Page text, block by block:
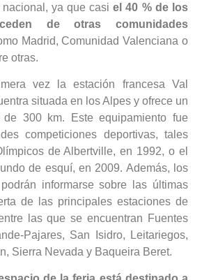
nacional, ya que casiel 40 % de los
de otras comunidades
Madrid, Comunidad Valenciana o
otras.
vez la estación francesa Val
situada en los Alpes y ofrece un
de 300 km. Este equipamiento fue
competiciones deportivas, tales
de Albertville, en 1992, o el
de esquí, en 2009. Además, los
informarse sobre las últimas
de las principales estaciones de
las que se encuentran Fuentes
Pajares, San Isidro, Leitariegos,
Sierra Nevada y Baqueira Beret.